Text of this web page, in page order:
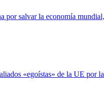
por salvar la economía
«egoístas» de la UE por